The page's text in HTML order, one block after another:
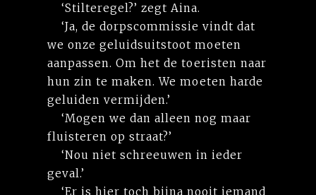
‘Stilteregel?’ zegt Aina.
‘Ja, de dorpscommissie vindt dat
we onze geluidsuitstoot moeten
aanpassen. Om het de toeristen naar
hun zin te maken. We moeten harde
geluiden vermijden.’
‘Mogen we dan alleen nog maar
fluisteren op straat?’
‘Nou niet schreeuwen in ieder
geval.’
‘Er is hier toch bijna nooit iemand